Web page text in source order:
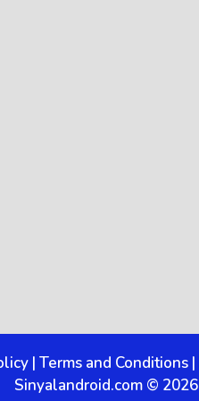
| Terms and Conditions|
Sinyalandroid.com © 2026